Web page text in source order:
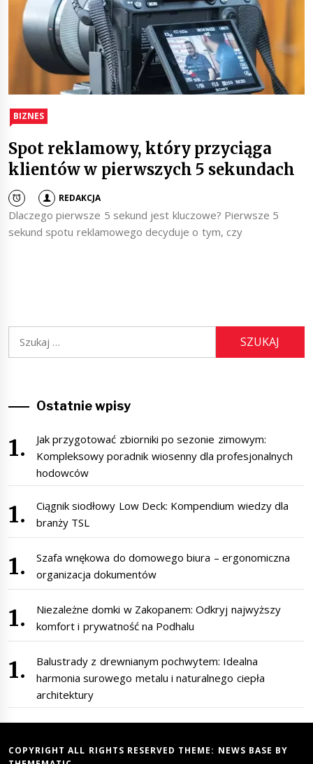
BIZNES
Spot reklamowy, który przyciąga
klientów w pierwszych 5 sekundach
REDAKCJA
Dlaczego pierwsze 5 sekund jest kluczowe? Pierwsze 5
sekund spotu reklamowego decyduje o tym, czy
Ostatnie wpisy
Jak przygotować zbiorniki po sezonie zimowym:
Kompleksowy poradnik wiosenny dla profesjonalnych
hodowców
Ciągnik siodłowy Low Deck: Kompendium wiedzy dla
branży TSL
Szafa wnękowa do domowego biura – ergonomiczna
organizacja dokumentów
Niezależne domki w Zakopanem: Odkryj najwyższy
komfort i prywatność na Podhalu
Balustrady z drewnianym pochwytem: Idealna
harmonia surowego metalu i naturalnego ciepła
architektury
COPYRIGHT ALL RIGHTS RESERVED THEME: NEWS BASE BY